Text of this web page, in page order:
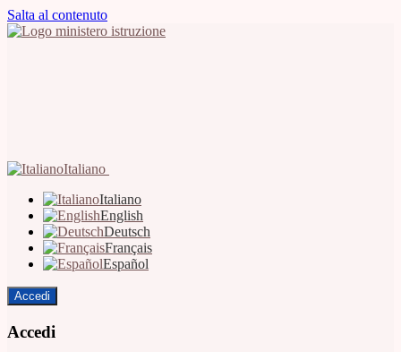
Salta al contenuto
Italiano
Italiano
English
Deutsch
Français
Español
Accedi
Accedi